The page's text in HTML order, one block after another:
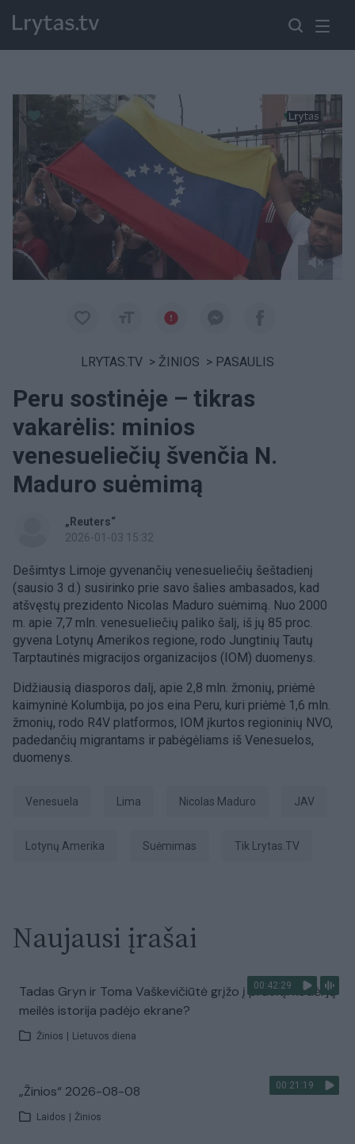
Paremkite Ukrainą
LRYTAS.TV > ŽINIOS > PASAULIS
Peru sostinėje – tikras
vakarėlis: minios
venesueliečių švenčia N.
Maduro suėmimą
„Reuters“
2026-01-03 15:32
Dešimtys Limoje gyvenančių venesueliečių šeštadienį
(sausio 3 d.) susirinko prie savo šalies ambasados, kad
atšvęstų prezidento Nicolas Maduro suėmimą. Nuo 2000
m. apie 7,7 mln. venesueliečių paliko šalį, iš jų 85 proc.
gyvena Lotynų Amerikos regione, rodo Jungtinių Tautų
Tarptautinės migracijos organizacijos (IOM) duomenys.
Didžiausią diasporos dalį, apie 2,8 mln. žmonių, priėmė
kaimyninė Kolumbija, po jos eina Peru, kuri priėmė 1,6 mln.
žmonių, rodo R4V platformos, IOM įkurtos regioninių NVO,
padedančių migrantams ir pabėgėliams iš Venesuelos,
duomenys.
Venesuela Lima Nicolas Maduro JAV
Lotynų Amerika suėmimas tik Lrytas.TV
Naujausi įrašai
00:42:29
Tadas Gryn ir Toma Vaškevičiūtė grįžo į praeitį: kodėl jų
meilės istorija padėjo ekrane?
Žinios Lietuvos diena
00:21:19
„Žinios“ 2026-08-08
Laidos Žinios